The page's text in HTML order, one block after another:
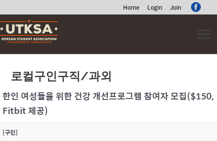
Home Login Join
Skip
to
content
로컬구인구직/과외
한인 여성들을 위한 건강 개선프로그램 참여자 모집($150,
Fitbit 제공)
[구인]